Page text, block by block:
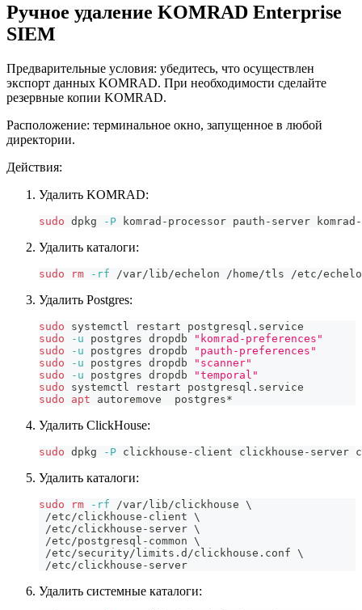
Ручное удаление KOMRAD Enterprise
SIEM
Предварительные условия: убедитесь, что осуществлен
экспорт данных KOMRAD. При необходимости сделайте
резервные копии KOMRAD.
Расположение: терминальное окно, запущенное в любой
директории.
Действия:
Удалить KOMRAD:
sudo dpkg -P komrad-processor pauth-server
Удалить каталоги:
sudo rm -rf /var/lib/echelon /home/tls /etc/
Удалить Postgres:
sudo systemctl restart postgresql.service
sudo
-u postgres dropdb
"komrad-preferences"
sudo
-u postgres dropdb
"pauth-preferences"
sudo
-u postgres dropdb
"scanner"
sudo
-u postgres dropdb
"temporal"
sudo systemctl restart postgresql.service
sudo
apt autoremove  postgres*
Удалить ClickHouse:
sudo dpkg -P clickhouse-client clickhouse-server
Удалить каталоги:
sudo rm -rf /var/lib/clickhouse \
/etc/clickhouse-client \
/etc/clickhouse-server \
/etc/postgresql-common \
/etc/security/limits.d/clickhouse.conf \
/etc/clickhouse-server
Удалить системные каталоги: